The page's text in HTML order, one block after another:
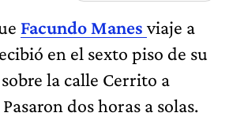
Facundo Manes viaje a
en el sexto piso de su
la calle Cerrito a
Pasaron dos horas a solas.